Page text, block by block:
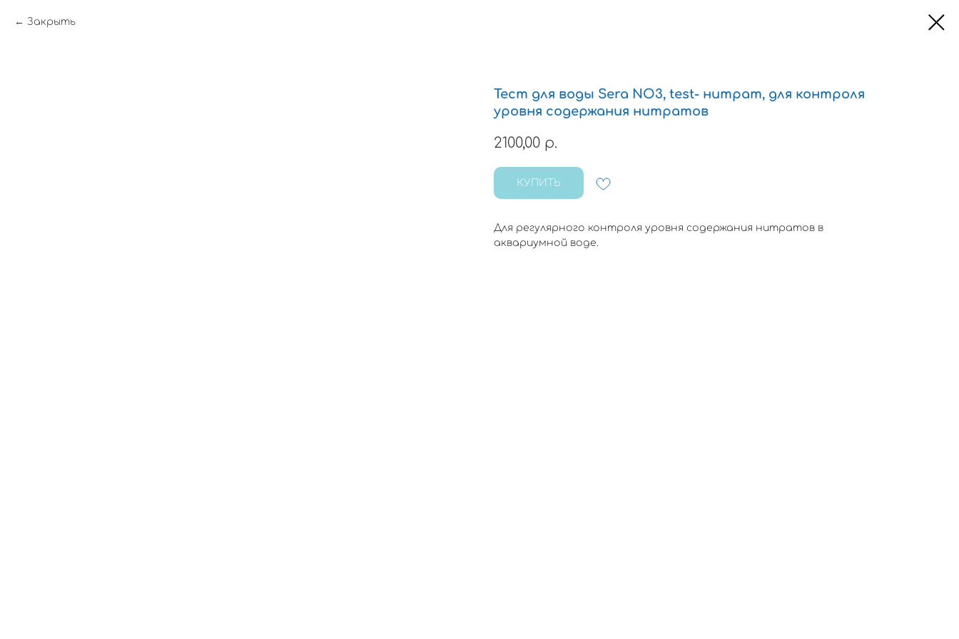
Закрыть
Тест для воды Sera NO3, test- нитрат, для контроля
уровня содержания нитратов
2100,00 р.
КУПИТЬ
Для регулярного контроля уровня содержания нитратов в
аквариумной воде.